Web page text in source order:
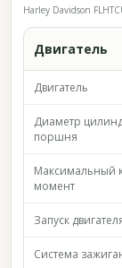
Harley Davidson
Двигатель
Двигатель
Диаметр
поршня
Максимальный
момент
Запуск
Система